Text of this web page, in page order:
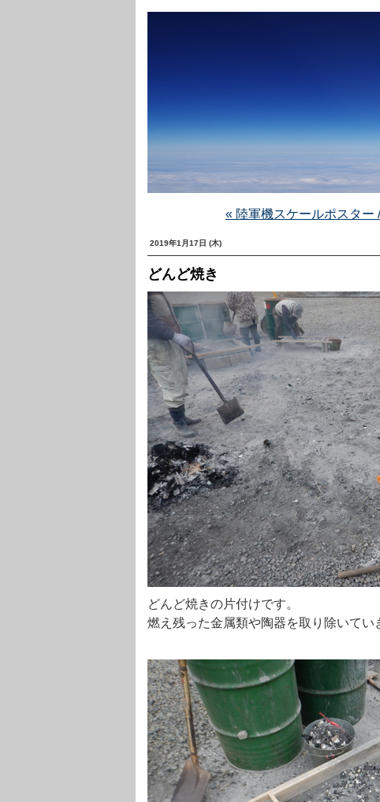
« 陸軍機スケールポスター
2019年1月17日 (木)
どんど焼き
どんど焼きの片付けです。
燃え残った金属類や陶器を取り除いてい